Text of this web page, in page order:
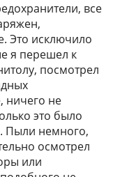
все
Это исключило
я перешел к
посмотрел
ничего не
это было
Пыли немного,
осмотрел
или